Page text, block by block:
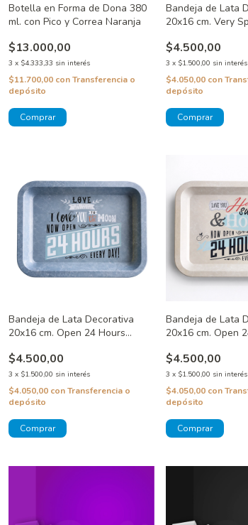
Botella en Forma de Dona 380
ml. con Pico y Correa Naranja
$13.000,00
3 x $4.333,33 sin interés
$11.700,00 con Transferencia o
depósito
Bandeja de Lata
20x16 cm. Very
$4.500,00
3 x $1.500,00 sin interés
$4.050,00 con
depósito
Bandeja de Lata Decorativa
20x16 cm. Open 24 Hours
$4.500,00
3 x $1.500,00 sin interés
$4.050,00 con Transferencia o
depósito
Bandeja de Lata
20x16 cm. Open
$4.500,00
3 x $1.500,00 sin interés
$4.050,00 con
depósito